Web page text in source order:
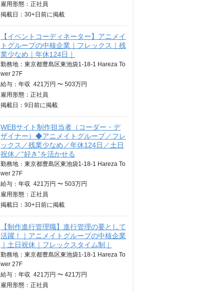
雇用形態：正社員
掲載日： 30+日 前に掲載
【イベントコーディネーター】アニメイ
トグループの中核企業｜フレックス｜残
業少なめ｜年休124日｜
勤務地：東京都豊島区東池袋1-18-1 Hareza To
wer 27F
給与： 年収 421万円 〜 503万円
雇用形態：正社員
掲載日： 9日 前に掲載
WEBサイト制作担当者（コーダー・デ
ザイナー）◆アニメイトグループ／フレ
ックス／残業少なめ／年休124日／土日
祝休／“好き”を活かせる
勤務地：東京都豊島区東池袋1-18-1 Hareza To
wer 27F
給与： 年収 421万円 〜 503万円
雇用形態：正社員
掲載日： 30+日 前に掲載
【制作進行管理職】進行管理の要として
活躍！｜アニメイトグループの中核企業
｜土日祝休｜フレックスタイム制｜
勤務地：東京都豊島区東池袋1-18-1 Hareza To
wer 27F
給与： 年収 421万円 〜 421万円
雇用形態：正社員